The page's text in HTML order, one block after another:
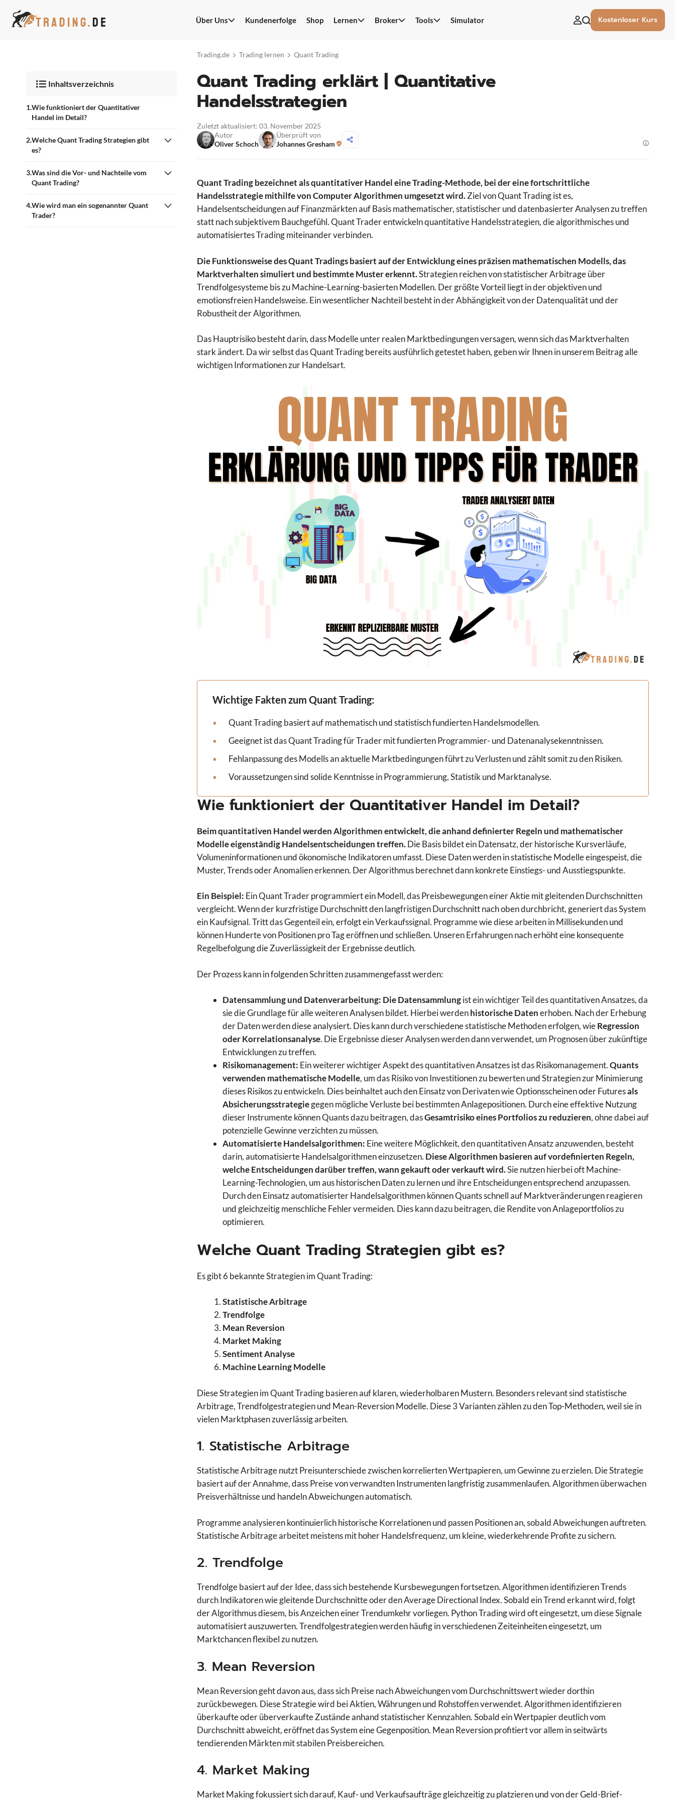
Inhalt
Über Uns Kundenerfolge Shop Lernen Broker Tools Simulator Kostenloser Kurs
Trading.de Trading lernen Quant Trading
Quant Trading erklärt | Quantitative
Handelsstrategien
Zuletzt aktualisiert: 03. November 2025
Autor
Oliver Schoch
Überprüft von
Johannes Gresham
Quant Trading bezeichnet als quantitativer Handel eine Trading-Methode, bei der eine fortschrittliche
Handelsstrategie mithilfe von Computer Algorithmen umgesetzt wird.Ziel von Quant Trading ist es,
Handelsentscheidungen auf Finanzmärkten auf Basis mathematischer, statistischer und datenbasierter Analysen zu treffen
statt nach subjektivem Bauchgefühl. Quant Trader entwickeln quantitative Handelsstrategien, die algorithmisches und
automatisiertes Trading miteinander verbinden.
Die Funktionsweise des Quant Tradings basiert auf der Entwicklung eines präzisen mathematischen Modells, das
Marktverhalten simuliert und bestimmte Muster erkennt.Strategien reichen von statistischer Arbitrage über
Trendfolgesysteme bis zu Machine-Learning-basierten Modellen. Der größte Vorteil liegt in der objektiven und
emotionsfreien Handelsweise. Ein wesentlicher Nachteil besteht in der Abhängigkeit von der Datenqualität und der
Robustheit der Algorithmen.
Das Hauptrisiko besteht darin, dass Modelle unter realen Marktbedingungen versagen, wenn sich das Marktverhalten
stark ändert. Da wir selbst das Quant Trading bereits ausführlich getestet haben, geben wir Ihnen in unserem Beitrag alle
wichtigen Informationen zur Handelsart.
Wichtige Fakten zum Quant Trading:
Quant Trading basiert auf mathematisch und statistisch fundierten Handelsmodellen.
Geeignet ist das Quant Trading für Trader mit fundierten Programmier- und Datenanalysekenntnissen.
Fehlanpassung des Modells an aktuelle Marktbedingungen führt zu Verlusten und zählt somit zu den Risiken.
Voraussetzungen sind solide Kenntnisse in Programmierung, Statistik und Marktanalyse.
Wie funktioniert der Quantitativer Handel im Detail?
Beim quantitativen Handel werden Algorithmen entwickelt, die anhand definierter Regeln und mathematischer
Modelle eigenständig Handelsentscheidungen treffen.Die Basis bildet ein Datensatz, der historische Kursverläufe,
Volumeninformationen und ökonomische Indikatoren umfasst. Diese Daten werden in statistische Modelle eingespeist, die
Muster, Trends oder Anomalien erkennen. Der Algorithmus berechnet dann konkrete Einstiegs- und Ausstiegspunkte.
Ein Beispiel: Ein Quant Trader programmiert ein Modell, das Preisbewegungen einer Aktie mit gleitenden Durchschnitten
vergleicht. Wenn der kurzfristige Durchschnitt den langfristigen Durchschnitt nach oben durchbricht, generiert das System
ein Kaufsignal. Tritt das Gegenteil ein, erfolgt ein Verkaufssignal. Programme wie diese arbeiten in Millisekunden und
können Hunderte von Positionen pro Tag eröffnen und schließen. Unseren Erfahrungen nach erhöht eine konsequente
Regelbefolgung die Zuverlässigkeit der Ergebnisse deutlich.
Der Prozess kann in folgenden Schritten zusammengefasst werden:
Datensammlung und Datenverarbeitung: Die Datensammlungist ein wichtiger Teil des quantitativen Ansatzes, da
sie die Grundlage für alle weiteren Analysen bildet. Hierbei werdenhistorische Datenerhoben. Nach der Erhebung
der Daten werden diese analysiert. Dies kann durch verschiedene statistische Methoden erfolgen, wieRegression
oder Korrelationsanalyse. Die Ergebnisse dieser Analysen werden dann verwendet, um Prognosen über zukünftige
Entwicklungen zu treffen.
Risikomanagement: Ein weiterer wichtiger Aspekt des quantitativen Ansatzes ist das Risikomanagement.Quants
verwenden mathematische Modelle, um das Risiko von Investitionen zu bewerten und Strategien zur Minimierung
dieses Risikos zu entwickeln. Dies beinhaltet auch den Einsatz von Derivaten wie Optionsscheinen oder Futuresals
Absicherungsstrategiegegen mögliche Verluste bei bestimmten Anlagepositionen. Durch eine effektive Nutzung
dieser Instrumente können Quants dazu beitragen, dasGesamtrisiko eines Portfolios zu reduzieren, ohne dabei auf
potenzielle Gewinne verzichten zu müssen.
Automatisierte Handelsalgorithmen: Eine weitere Möglichkeit, den quantitativen Ansatz anzuwenden, besteht
darin, automatisierte Handelsalgorithmen einzusetzen. Diese Algorithmen basieren auf vordefinierten Regeln,
welche Entscheidungen darüber treffen, wann gekauft oder verkauft wird.Sie nutzen hierbei oft Machine-
Learning-Technologien, um aus historischen Daten zu lernen und ihre Entscheidungen entsprechend anzupassen.
Durch den Einsatz automatisierter Handelsalgorithmen können Quants schnell auf Marktveränderungen reagieren
und gleichzeitig menschliche Fehler vermeiden. Dies kann dazu beitragen, die Rendite von Anlageportfolios zu
optimieren.
Welche Quant Trading Strategien gibt es?
Es gibt 6 bekannte Strategien im Quant Trading:
Statistische Arbitrage
Trendfolge
Mean Reversion
Market Making
Sentiment Analyse
Machine Learning Modelle
Diese Strategien im Quant Trading basieren auf klaren, wiederholbaren Mustern. Besonders relevant sind statistische
Arbitrage, Trendfolgestrategien und Mean-Reversion Modelle. Diese 3 Varianten zählen zu den Top-Methoden, weil sie in
vielen Marktphasen zuverlässig arbeiten.
1. Statistische Arbitrage
Statistische Arbitrage nutzt Preisunterschiede zwischen korrelierten Wertpapieren, um Gewinne zu erzielen. Die Strategie
basiert auf der Annahme, dass Preise von verwandten Instrumenten langfristig zusammenlaufen. Algorithmen überwachen
Preisverhältnisse und handeln Abweichungen automatisch.
Programme analysieren kontinuierlich historische Korrelationen und passen Positionen an, sobald Abweichungen auftreten.
Statistische Arbitrage arbeitet meistens mit hoher Handelsfrequenz, um kleine, wiederkehrende Profite zu sichern.
2. Trendfolge
Trendfolge basiert auf der Idee, dass sich bestehende Kursbewegungen fortsetzen. Algorithmen identifizieren Trends
durch Indikatoren wie gleitende Durchschnitte oder den Average Directional Index. Sobald ein Trend erkannt wird, folgt
der Algorithmus diesem, bis Anzeichen einer Trendumkehr vorliegen. Python Trading wird oft eingesetzt, um diese Signale
automatisiert auszuwerten. Trendfolgestrategien werden häufig in verschiedenen Zeiteinheiten eingesetzt, um
Marktchancen flexibel zu nutzen.
3. Mean Reversion
Mean Reversion geht davon aus, dass sich Preise nach Abweichungen vom Durchschnittswert wieder dorthin
zurückbewegen. Diese Strategie wird bei Aktien, Währungen und Rohstoffen verwendet. Algorithmen identifizieren
überkaufte oder überverkaufte Zustände anhand statistischer Kennzahlen. Sobald ein Wertpapier deutlich vom
Durchschnitt abweicht, eröffnet das System eine Gegenposition. Mean Reversion profitiert vor allem in seitwärts
tendierenden Märkten mit stabilen Preisbereichen.
4. Market Making
Market Making fokussiert sich darauf, Kauf- und Verkaufsaufträge gleichzeitig zu platzieren und von der Geld-Brief-
Inhaltsverzeichnis
Wie funktioniert der Quantitativer
Handel im Detail?
Welche Quant Trading Strategien gibt
es?
Was sind die Vor- und Nachteile vom
Quant Trading?
Wie wird man ein sogenannter Quant
Trader?